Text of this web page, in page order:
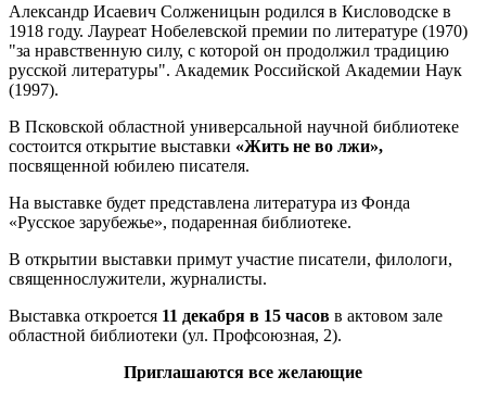
Александр Исаевич Солженицын родился в Кисловодске в
1918 году. Лауреат Нобелевской премии по литературе (1970)
"за нравственную силу, с которой он продолжил традицию
русской литературы". Академик Российской Академии Наук
(1997).
В Псковской областной универсальной научной библиотеке
состоится открытие выставки «Жить не во лжи»,
посвященной юбилею писателя.
На выставке будет представлена литература из Фонда
«Русское зарубежье», подаренная библиотеке.
В открытии выставки примут участие писатели, филологи,
священнослужители, журналисты.
Выставка откроется 11 декабря в 15 часов в актовом зале
областной библиотеки (ул. Профсоюзная, 2).
Приглашаются все желающие